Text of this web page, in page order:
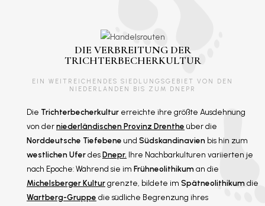
DIE VERBREITUNG DER
TRICHTERBECHERKULTUR
EIN WEITREICHENDES SIEDLUNGSGEBIET VON DEN
NIEDERLANDEN BIS ZUM DNEPR
Die Trichterbecherkultur erreichte ihre größte Ausdehnung
von derniederländischen Provinz Drenthe über die
Norddeutsche Tiefebene und Südskandinavien bis hin zum
westlichen UferdesDnepr. Ihre Nachbarkulturen variierten je
nach Epoche: Während sie im Frühneolithikuman die
Michelsberger Kulturgrenzte, bildete im Spätneolithikum die
Wartberg-Gruppe die südliche Begrenzung ihres